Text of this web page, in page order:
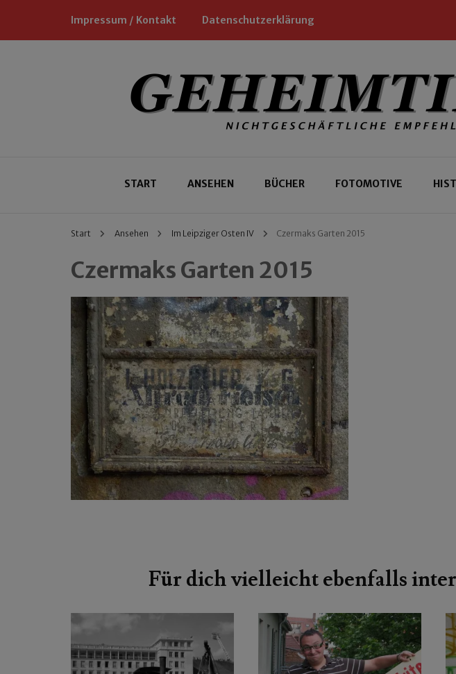
Impressum / Kontakt Datenschutzerklärung
Geheimtipp
START ANSEHEN BÜCHER FOTOMOTIVE
Start Ansehen Im Leipziger Osten IV Czermaks Garten 2015
Czermaks Garten 2015
Für dich vielleicht ebenfalls